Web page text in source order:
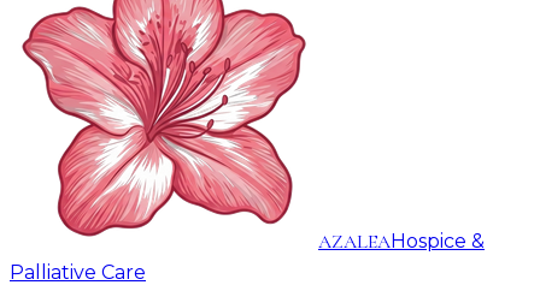
AZALEAHospice &
Palliative Care